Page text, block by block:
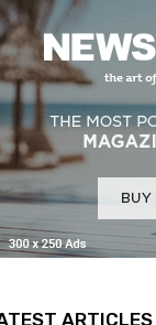
ARTICLES